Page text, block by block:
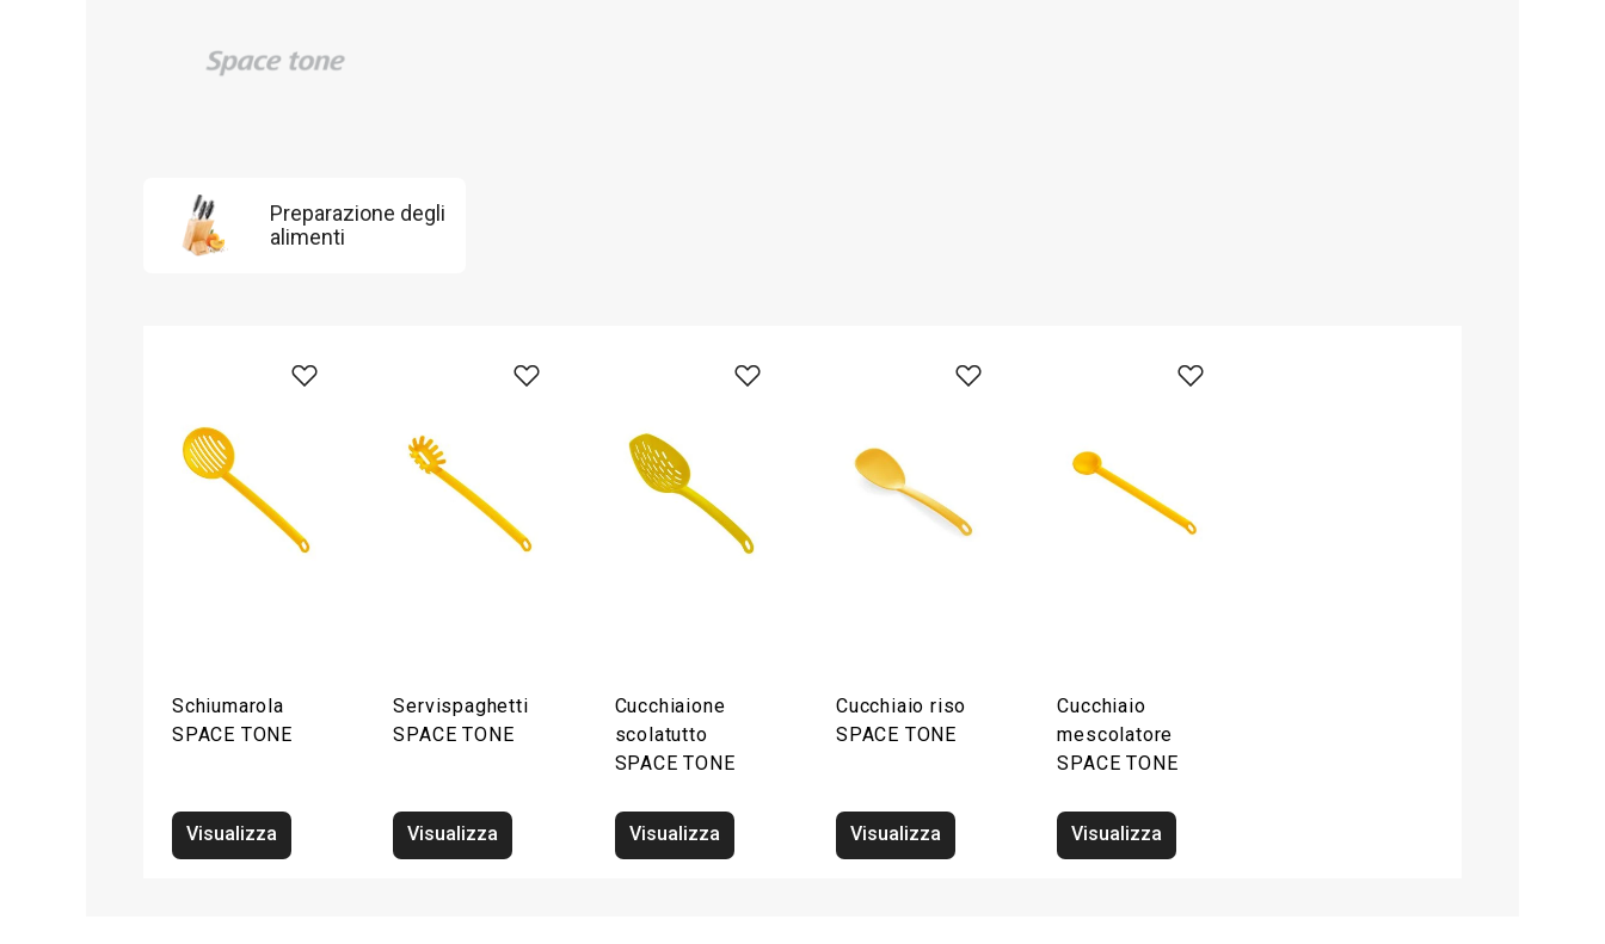
Preparazione degli
alimenti
Schiumarola
SPACE TONE
Visualizza
Servispaghetti
SPACE TONE
Visualizza
Cucchiaione
scolatutto
SPACE TONE
Visualizza
Cucchiaio riso
SPACE TONE
Visualizza
Cucchiaio
mescolatore
SPACE TONE
Visualizza